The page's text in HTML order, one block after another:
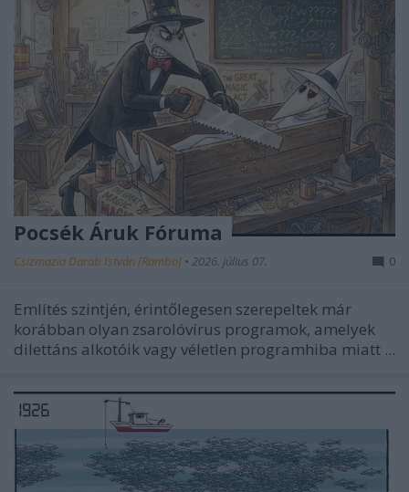
Pocsék Áruk Fóruma
Csizmazia Darab István [Rambo] • 2026. július 07. 0
Említés szintjén, érintőlegesen szerepeltek már
korábban olyan zsarolóvírus programok, amelyek
dilettáns alkotóik vagy véletlen programhiba miatt ...